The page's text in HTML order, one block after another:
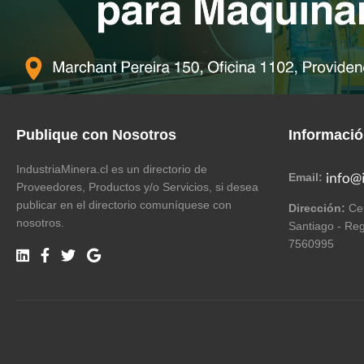
Publique con Nosotros
IndustriaMinera.cl es un directorio de
Proveedores, Productos y/o Servicios, si desea
publicar en el directorio comuníquese con
nosotros.
Email:
Dirección:
Santiago -
7560995